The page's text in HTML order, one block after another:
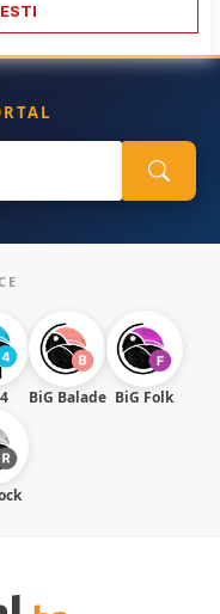
BiG Balade BiG Folk